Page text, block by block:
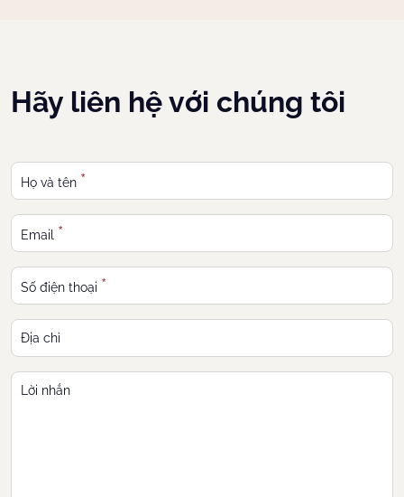
Hãy liên hệ với chúng tôi
Họ và tên *
Email *
Địa chỉ
Số điện thoại *
Lời nhắn